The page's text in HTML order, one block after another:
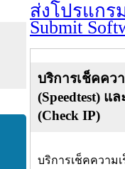
ส่งโปรแกร
Submit
บริการเช็คคว
(Speedtest) แ
(Check IP)
บริการเช็คความเ